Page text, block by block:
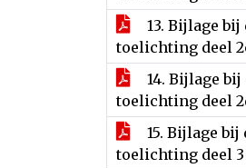
13. Bijlage bij
toelichting deel
14. Bijlage bij
toelichting deel
15. Bijlage bij
toelichting deel 3